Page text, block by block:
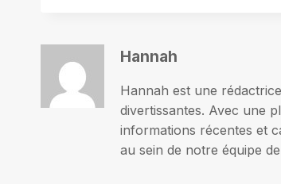
Hannah
Hannah est une
divertissantes. Avec une
informations récentes et
au sein de notre équipe